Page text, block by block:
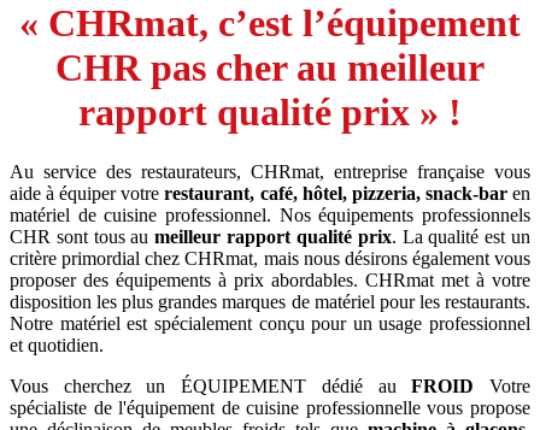
« CHRmat, c’est l’équipement
CHR pas cher au meilleur
rapport qualité prix » !
Au service des restaurateurs, CHRmat, entreprise française vous
aide à équiper votrerestaurant, café, hôtel, pizzeria, snack-baren
matériel de cuisine professionnel. Nos équipements professionnels
CHR sont tous aumeilleur rapport qualité prix. La qualité est un
critère primordial chez CHRmat, mais nous désirons également vous
proposer des équipements à prix abordables. CHRmat met à votre
disposition les plus grandes marques de matériel pour les restaurants.
Notre matériel est spécialement conçu pour un usage professionnel
et quotidien.
Vous cherchez un ÉQUIPEMENT dédié auFROID Votre
spécialiste de l'équipement de cuisine professionnelle vous propose